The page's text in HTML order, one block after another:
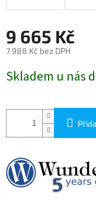
9 665 Kč
7 988 Kč bez DPH
cena:
Skladem u nás